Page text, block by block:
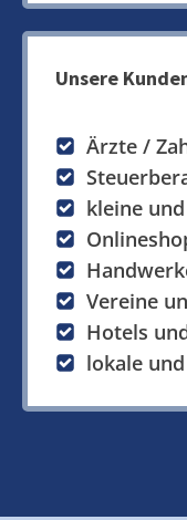
Unsere
Ärzte /
kleine
Vereine
Hotels
lokale